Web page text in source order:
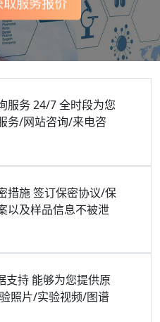
服务24/7 全时段为您
务/网站咨询/来电咨
措施 签订保密协议/保
以及样品信息不被泄
支持 能够为您提供原
照片/实验视频/图谱